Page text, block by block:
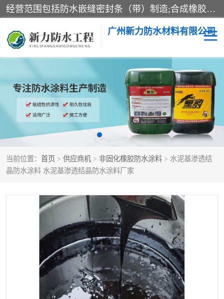
经营范围包括防水嵌缝密封条（带）制造;合成橡胶制造（监控化学品、危险化学品除外）;沥青混合物制造;防水胶粘带制造;其他合成材料制造（监控化学品、危险化学品除外）;涂料制造（监控化学品、危险化学品除外）;建筑结构防水补漏;防水建筑材料制造;粘合剂制造（监控化学品、危险化学品除外）;涂料零售;广州新力防水材料有限公司具有1处分支机构。
广州新力防水材料有限公司
当前位置： 首页 > 供应商机 > 非固化橡胶防水涂料 > 水泥基渗透结
晶防水涂料 水泥基渗透结晶防水涂料厂家
黑豹防水胶 建筑108胶水
乳化沥青防水涂料 自粘卷材
非固化橡胶防水涂料